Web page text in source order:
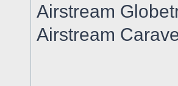
Airstream
Airstream